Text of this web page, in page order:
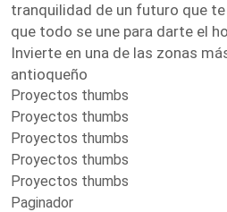
tranquilidad de un futuro que
que todo se une para darte el
Invierte en una de las zonas
antioqueño
Proyectos thumbs
Proyectos thumbs
Proyectos thumbs
Proyectos thumbs
Proyectos thumbs
Paginador